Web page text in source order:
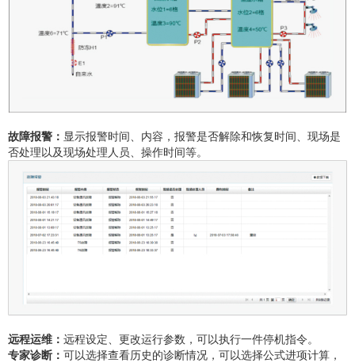
故障报警： 显示报警时间、内容，报警是否解除和恢复时间、现场是
否处理以及现场处理人员、操作时间等。
远程运维： 远程设定、更改运行参数，可以执行一件停机指令。
专家诊断： 可以选择查看历史的诊断情况，可以选择公式进项计算，